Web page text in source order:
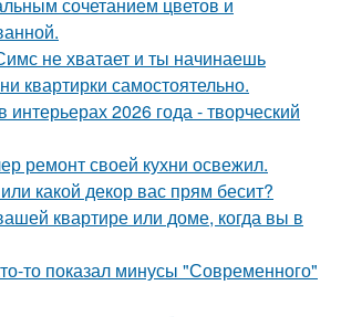
не хватает и ты начинаешь
квартирки самостоятельно.
2026 года - творческий
ремонт своей кухни освежил.
какой декор вас прям бесит?
квартире или доме, когда вы в
то показал минусы "Современного"